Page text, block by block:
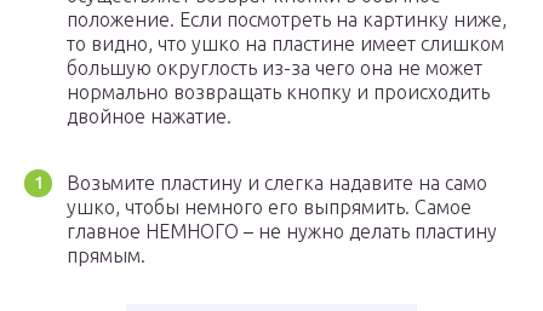
положение. Если посмотреть на картинку ниже,
то видно, что ушко на пластине имеет слишком
большую округлость из-за чего она не может
нормально возвращать кнопку и происходить
двойное нажатие.
Возьмите пластину и слегка надавите на само
ушко, чтобы немного его выпрямить. Самое
главное НЕМНОГО – не нужно делать пластину
прямым.